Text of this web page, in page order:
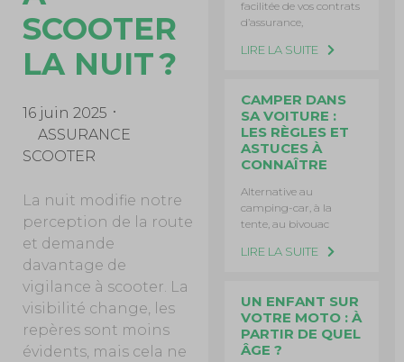
SCOOTER
LA NUIT ?
16 juin 2025
ASSURANCE
SCOOTER
La nuit modifie notre
perception de la route
et demande
davantage de
vigilance à scooter. La
visibilité change, les
repères sont moins
évidents, mais cela ne
facilitée de vos contrats
d’assurance,
LIRE LA SUITE
CAMPER DANS
SA VOITURE :
LES RÈGLES ET
ASTUCES À
CONNAÎTRE
Alternative au
camping-car, à la
tente, au bivouac
LIRE LA SUITE
UN ENFANT SUR
VOTRE MOTO : À
PARTIR DE QUEL
ÂGE ?